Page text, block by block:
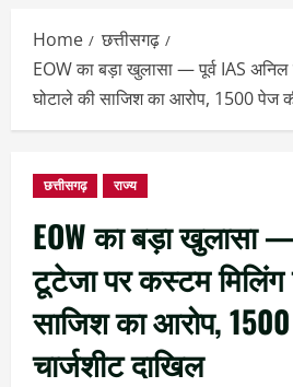
Home
छत्तीसगढ़
EOW का बड़ा खुलासा — पूर्व IAS
घोटाले की साजिश का आरोप, 1500 पेज
छत्तीसगढ़ राज्य
EOW का बड़ा खुलासा
टूटेजा पर कस्टम मिलिंग
साजिश का आरोप,
चार्जशीट दाखिल